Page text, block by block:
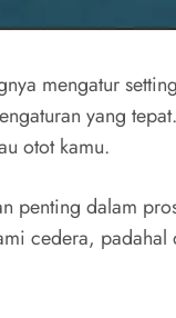
mengatur
yang
otot kamu.
penting dalam
cedera,